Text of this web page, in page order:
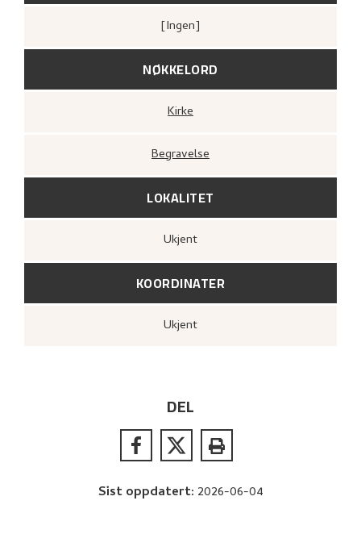
[ingen]
NØKKELORD
Kirke
Begravelse
LOKALITET
Ukjent
KOORDINATER
Ukjent
DEL
Sist oppdatert: 2026-06-04